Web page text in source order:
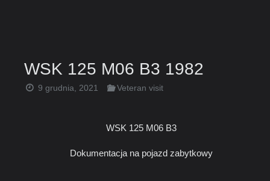
WSK 125 M06 B3 1982
9 grudnia, 2021 Veteran visit
WSK 125 M06 B3
Dokumentacja na pojazd zabytkowy